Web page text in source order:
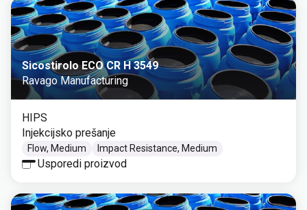
Sicostirolo ECO CR H 3549
Ravago Manufacturing
HIPS
Injekcijsko prešanje
Flow, Medium Impact Resistance, Medium
Usporedi proizvod